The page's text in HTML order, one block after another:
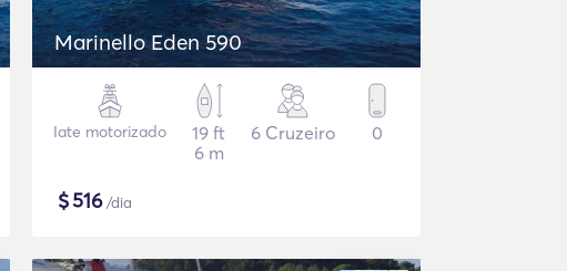
Marinello Eden 590
Iate motorizado
19 ft
6 m
6 Cruzeiro 0
$516/dia